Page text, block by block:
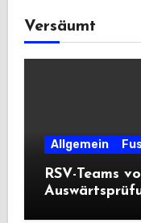
Versäumt
Allgemein
RSV-Teams